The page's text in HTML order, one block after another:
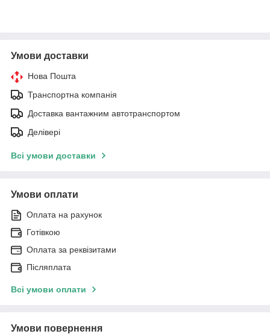
Умови доставки
Нова Пошта
Транспортна компанія
Доставка вантажним автотранспортом
Делівері
Всі умови доставки
Умови оплати
Оплата на рахунок
Готівкою
Оплата за реквізитами
Післяплата
Всі умови оплати
Умови повернення